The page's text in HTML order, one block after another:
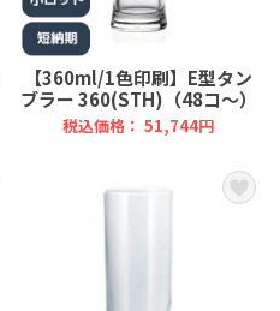
【360ml/1色印刷】E型タン
ブラー 360(STH)（48コ～）
税込価格： 51,744円